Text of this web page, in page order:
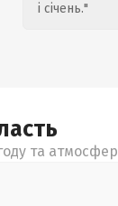
і січень."
та